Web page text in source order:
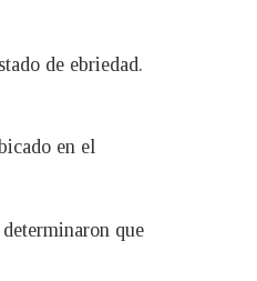
de ebriedad.
en el
que